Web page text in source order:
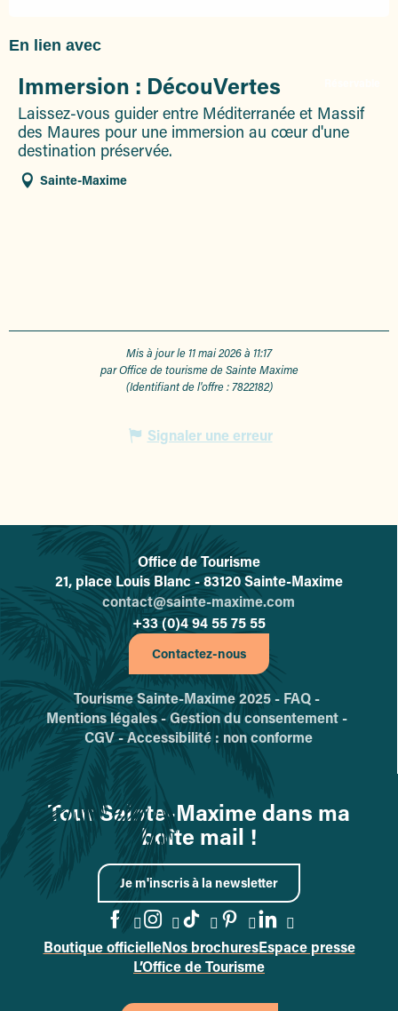
En lien avec
Immersion : DécouVertes
Laissez-vous guider entre Méditerranée et Massif
des Maures pour une immersion au cœur d'une
destination préservée.
Sainte-Maxime
Mis à jour le 11 mai 2026 à 11:17
par Office de tourisme de Sainte Maxime
(Identifiant de l'offre : 7822182)
Signaler une erreur
L'office de tourisme de Sainte-
Office de Tourisme
21, place Louis Blanc - 83120 Sainte-Maxime
contact@sainte-maxime.com
+33 (0)4 94 55 75 55
Contactez-nous
Tourisme Sainte-Maxime 2025 - FAQ -
Mentions légales -Gestion du consentement -
CGV -Accessibilité : non conforme
Tout Sainte-Maxime dans ma
boîte mail !
Je m'inscris à la newsletter
Accéder à la page Facebook
Accéder à la page
Accéder à la page
Accéder à la
Accéder à la
Boutique officielleNos brochuresEspace presse
L’Office de Tourisme